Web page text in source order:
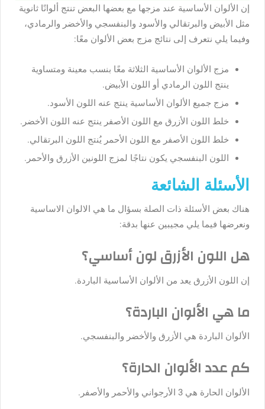
إن الألوان الأساسية عند مزجها مع بعضها البعض تنتج ألوانًا ثانوية
مثل الأبيض والبرتقالي والأسود والبنفسجي والأخضر والرمادي،
وفيما يلي نتعرف إلى نتائج مزج بعض الألوان معًا:
مزج الألوان الأساسية الثلاثة معًا بنسب معينة ومتساوية
ينتج اللون الرمادي أو اللون الأبيض.
مزج جميع الألوان الأساسية ينتج عنه اللون الأسود.
خلط اللون الأزرق مع اللون الأصفر ينتج عنه اللون الأخضر.
خلط اللون الأصفر مع اللون الأحمر يُنتج اللون البرتقالي.
اللون البنفسجي يكون نتاجًا لمزج اللونين الأزرق والأحمر.
الأسئلة الشائعة
هناك بعض الأسئلة ذات الصلة بسؤال ما هي الالوان الاساسية
ونعرضها فيما يلي مجيبين عنها بدقة:
هل اللون الأزرق لون أساسي؟
إن اللون الأزرق يعد من الألوان الأساسية الباردة.
ما هي الألوان الباردة؟
الألوان الباردة هي الأزرق والأخضر والبنفسجي.
كم عدد الألوان الحارة؟
الألوان الحارة هي 3 الأرجواني والأحمر والأصفر.